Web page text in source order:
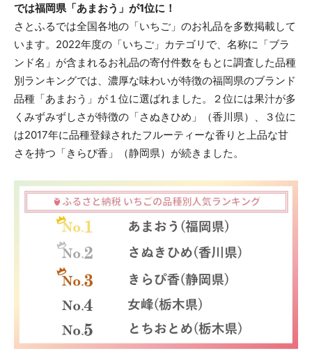
では福岡県「あまおう」が1位に！
さとふるでは全国各地の「いちご」のお礼品を多数掲載して
います。2022年度の「いちご」カテゴリで、名称に「ブラ
ンド名」が含まれるお礼品の寄付件数をもとに調査した品種
別ランキングでは、濃厚な味わいが特徴の福岡県のブランド
品種「あまおう」が１位に選ばれました。２位には果汁が多
くみずみずしさが特徴の「さぬきひめ」（香川県）、３位に
は2017年に品種登録されたフルーティーな香りと上品な甘
さを持つ「きらぴ香」（静岡県）が続きました。